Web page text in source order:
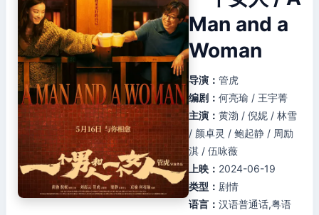
Man and a
Woman
导演： 管虎
编剧： 何亮瑜 / 王宇菁
主演： 黄渤 / 倪妮 / 林雪
/ 颜卓灵 / 鲍起静 / 周励
淇 / 伍咏薇
上映： 2024-06-19
类型： 剧情
语言： 汉语普通话,粤语